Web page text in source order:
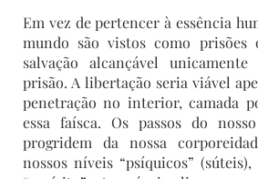
Em vez de pertencer à essência
mundo são vistos como prisões
salvação alcançável
prisão. A libertação seria viável
penetração no interior, camada
essa faísca. Os passos do
progridem da nossa
nossos níveis “psíquicos”